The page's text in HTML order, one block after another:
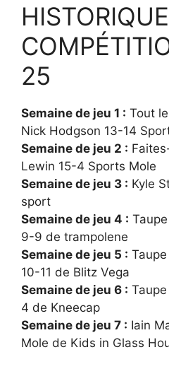
25
Semaine de jeu 1 : Tout
Nick Hodgson 13-14
Semaine de jeu 2 :
Lewin 15-4 Sports Mole
Semaine de jeu 3 : Kyle
sport
Semaine de jeu 4 :
9-9 de trampolene
Semaine de jeu 5 :
10-11 de Blitz Vega
Semaine de jeu 6 :
4 de Kneecap
Semaine de jeu 7 : Iain
Mole de Kids in Glass